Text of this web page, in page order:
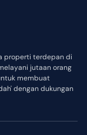
properti terdepan di
jutaan orang
membuat
dengan dukungan